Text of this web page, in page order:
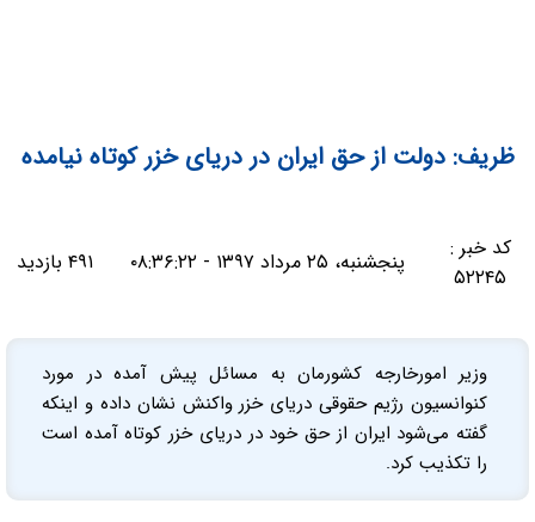
ظریف: دولت از حق ایران در دریای خزر کوتاه نیامده
کد خبر :
۵۲۲۴۵
پنجشنبه، ۲۵ مرداد ۱۳۹۷ - ۰۸:۳۶:۲۲ ۴۹۱ بازدید
وزیر امورخارجه کشورمان به مسائل پیش آمده در مورد
کنوانسیون رژیم حقوقی دریای خزر واکنش نشان داده و اینکه
گفته می‌شود ایران از حق خود در دریای خزر کوتاه آمده است
را تکذیب کرد.